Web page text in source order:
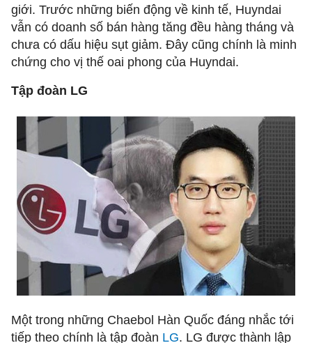
giới. Trước những biến động về kinh tế, Huyndai
vẫn có doanh số bán hàng tăng đều hàng tháng và
chưa có dấu hiệu sụt giảm. Đây cũng chính là minh
chứng cho vị thế oai phong của Huyndai.
Tập đoàn LG
Một trong những Chaebol Hàn Quốc đáng nhắc tới
tiếp theo chính là tập đoàn LG. LG được thành lập